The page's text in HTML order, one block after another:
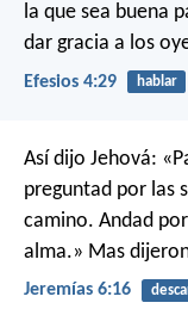
la que sea buena
dar gracia a los
Efesios 4:29 hablar
Así dijo Jehová:
preguntad por las
camino. Andad
alma.» Mas
Jeremías 6:16